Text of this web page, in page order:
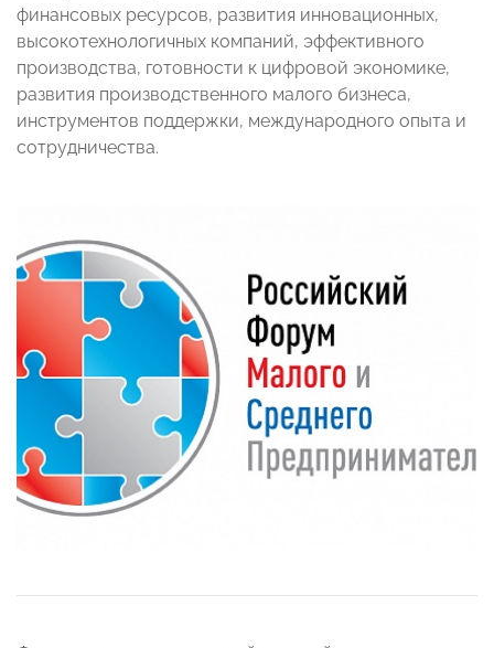
финансовых ресурсов, развития инновационных,
высокотехнологичных компаний, эффективного
производства, готовности к цифровой экономике,
развития производственного малого бизнеса,
инструментов поддержки, международного опыта и
сотрудничества.